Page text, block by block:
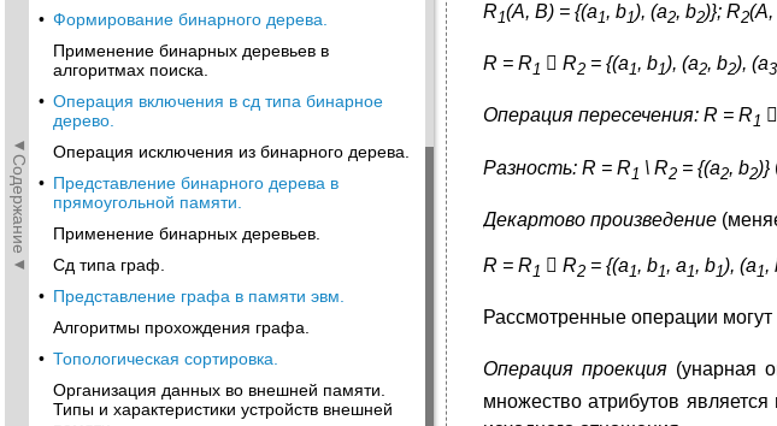
◄Содержание◄
• Формирование бинарного дерева.
Применение бинарных деревьев в
алгоритмах поиска.
• Операция включения в сд типа бинарное
дерево.
Операция исключения из бинарного дерева.
• Представление бинарного дерева в
прямоугольной памяти.
Применение бинарных деревьев.
Сд типа граф.
• Представление графа в памяти эвм.
Алгоритмы прохождения графа.
• Топологическая сортировка.
Организация данных во внешней памяти.
Типы и характеристики устройств внешней
R1(A, B) = {(a1, b1), (a2, b2)}; R2(A,
R = R1  R2 = {(a1, b1), (a2, b2), (a3
Операция пересечения: R = R1 
Разность: R = R 1 \ R2 = {(a2, b2)}
Декартово произведение
R = R1  R2 = {(a1, b1, a1, b1), (a1,
Рассмотренные операции
Операция проекция (унарная
множество атрибутов